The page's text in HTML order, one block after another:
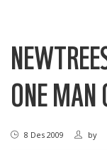
ONE MAN
8 Des 2009 by